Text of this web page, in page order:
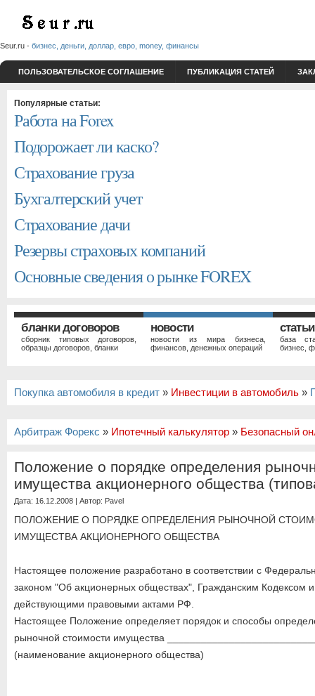
Seur.ru - бизнес, деньги, доллар, евро, money, финансы
ПОЛЬЗОВАТЕЛЬСКОЕ СОГЛАШЕНИЕ ПУБЛИКАЦИЯ СТАТЕЙ
Популярные статьи:
Работа на Forex
Подорожает ли каско?
Страхование груза
Бухгалтерский учет
Страхование дачи
Резервы страховых компаний
Основные сведения о рынке FOREX
бланки договоров
сборник типовых договоров,
образцы договоров, бланки
новости
новости из мира бизнеса,
финансов, денежных операций
статьи
база
бизнес,
Покупка автомобиля в кредит » Инвестиции в автомобиль »
Арбитраж Форекс » Ипотечный калькулятор » Безопасный
Положение о порядке определения
имущества акционерного общества
Дата: 16.12.2008 | Автор: Pavel
ПОЛОЖЕНИЕ О ПОРЯДКЕ ОПРЕДЕЛЕНИЯ РЫНОЧНОЙ
ИМУЩЕСТВА АКЦИОНЕРНОГО ОБЩЕСТВА
Настоящее положение разработано в соответствии с
законом "Об акционерных обществах", Гражданским Кодексом
действующими правовыми актами РФ.
Настоящее Положение определяет порядок и способы
рыночной стоимости имущества
(наименование акционерного общества)